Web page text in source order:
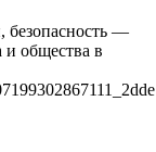
—
и общества в